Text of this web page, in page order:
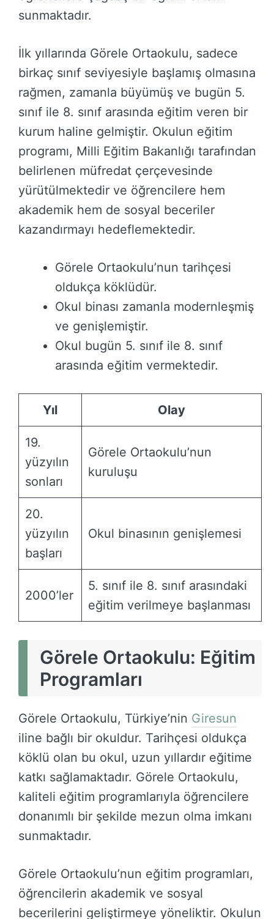
sunmaktadır.
İlk yıllarında Görele Ortaokulu, sadece
birkaç sınıf seviyesiyle başlamış olmasına
rağmen, zamanla büyümüş ve bugün 5.
sınıf ile 8. sınıf arasında eğitim veren bir
kurum haline gelmiştir. Okulun eğitim
programı, Milli Eğitim Bakanlığı tarafından
belirlenen müfredat çerçevesinde
yürütülmektedir ve öğrencilere hem
akademik hem de sosyal beceriler
kazandırmayı hedeflemektedir.
Görele Ortaokulu’nun tarihçesi
oldukça köklüdür.
Okul binası zamanla modernleşmiş
ve genişlemiştir.
Okul bugün 5. sınıf ile 8. sınıf
arasında eğitim vermektedir.
Yıl Olay
19.
yüzyılın
sonları
Görele Ortaokulu’nun
kuruluşu
20.
yüzyılın
başları
Okul binasının genişlemesi
2000’ler
5. sınıf ile 8. sınıf arasındaki
eğitim verilmeye başlanması
Görele Ortaokulu: Eğitim
Programları
Görele Ortaokulu, Türkiye’nin Giresun
iline bağlı bir okuldur. Tarihçesi oldukça
köklü olan bu okul, uzun yıllardır eğitime
katkı sağlamaktadır. Görele Ortaokulu,
kaliteli eğitim programlarıyla öğrencilere
donanımlı bir şekilde mezun olma imkanı
sunmaktadır.
Görele Ortaokulu’nun eğitim programları,
öğrencilerin akademik ve sosyal
becerilerini geliştirmeye yöneliktir. Okulun